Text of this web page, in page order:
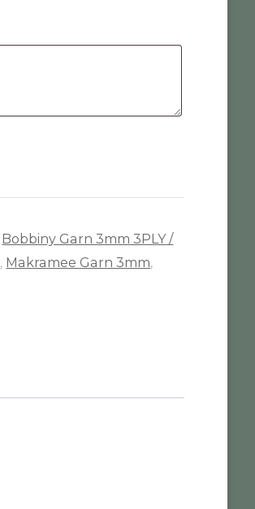
Bobbiny Garn 3mm 3PLY /
, Makramee Garn 3mm,